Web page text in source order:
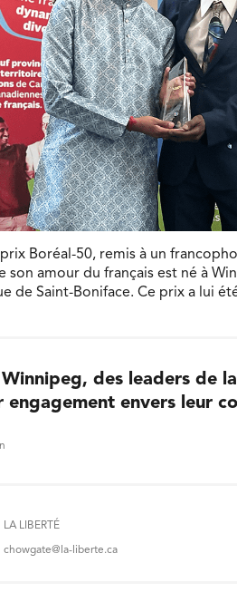
Boréal-50, remis à un
son amour du français est né à
de Saint-Boniface. Ce prix a lui
Winnipeg, des leaders de
engagement envers leur
LA LIBERTÉ
chowgate@la-liberte.ca